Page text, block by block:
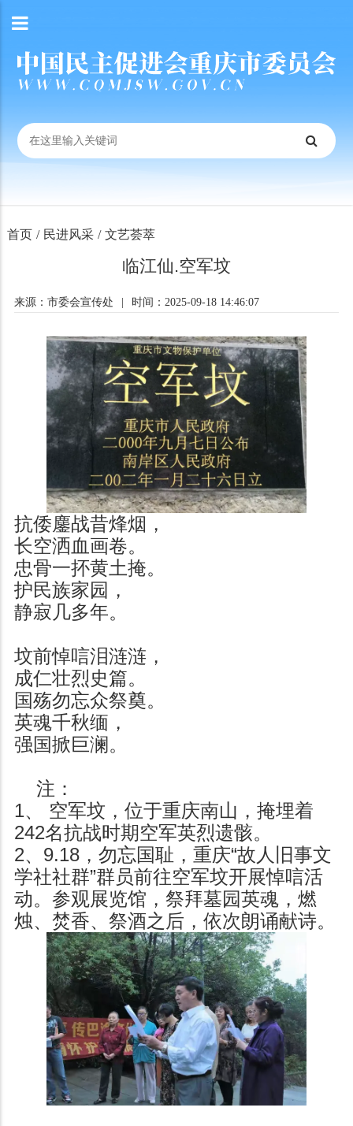
首页 / 民进风采 / 文艺荟萃
临江仙.空军坟
来源：市委会宣传处 时间：2025-09-18 14:46:07
抗倭鏖战昔烽烟，
长空洒血画卷。
忠骨一抔黄土掩。
护民族家园，
静寂几多年。
坟前悼唁泪涟涟，
成仁壮烈史篇。
国殇勿忘众祭奠。
英魂千秋缅，
强国掀巨澜。
注：
1、 空军坟，位于重庆南山，掩埋着
242名抗战时期空军英烈遗骸。
2、9.18，勿忘国耻，重庆“故人旧事文
学社社群”群员前往空军坟开展悼唁活
动。参观展览馆，祭拜墓园英魂，燃
烛、焚香、祭酒之后，依次朗诵献诗。